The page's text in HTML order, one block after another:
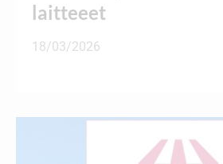
laitteeet
18/03/2026